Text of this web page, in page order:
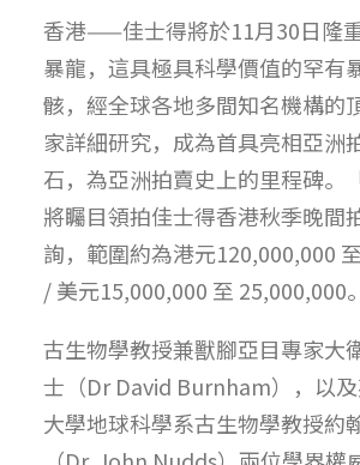
香港——佳士得將於11月30日隆重
暴龍，這具極具科學價值的罕有
骸，經全球各地多間知名機構的
家詳細研究，成為首具亮相亞洲
石，為亞洲拍賣史上的里程碑。
將矚目領拍佳士得香港秋季晚間
詢，範圍約為港元120,000,000
/ 美元15,000,000 至 25,000,000。
古生物學教授兼獸腳亞目專家大
士（Dr David Burnham），以
大學地球科學系古生物學教授約